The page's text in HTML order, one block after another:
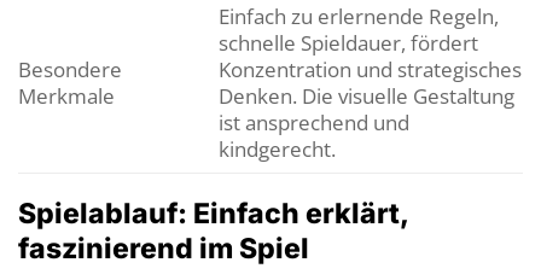
Besondere
Merkmale
Einfach zu erlernende Regeln,
schnelle Spieldauer, fördert
Konzentration und strategisches
Denken. Die visuelle Gestaltung
ist ansprechend und
kindgerecht.
Spielablauf: Einfach erklärt,
faszinierend im Spiel